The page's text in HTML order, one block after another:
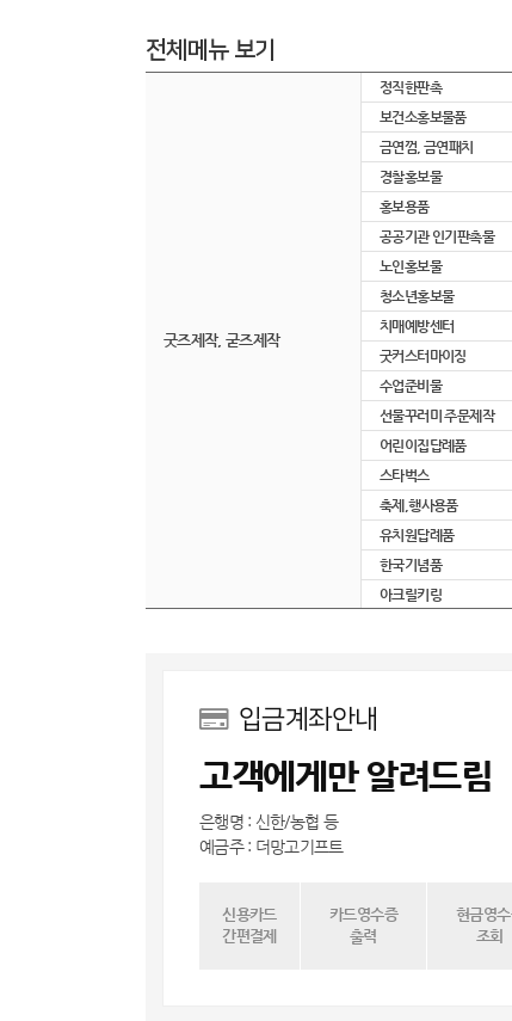
전체메뉴 보기
굿즈제작, 굳즈제작
정직한판촉
보건소홍보물품
금연껌, 금연패치
경찰홍보물
홍보용품
공공기관 인기판촉물
노인홍보물
청소년홍보물
치매예방센터
굿커스터마이징
수업준비물
선물꾸러미 주문제작
어린이집답례품
스타벅스
축제,행사용품
유치원답례품
한국기념품
아크릴키링
입금계좌안내
고객에게만 알려드림
은행명 : 신한/농협 등
예금주 : 더망고기프트
신용카드
간편결제
카드영수증
출력
현금영
조회